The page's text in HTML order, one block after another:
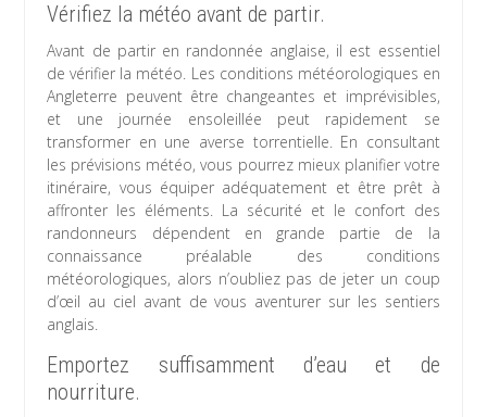
Vérifiez la météo avant de partir.
Avant de partir en randonnée anglaise, il est essentiel
de vérifier la météo. Les conditions météorologiques en
Angleterre peuvent être changeantes et imprévisibles,
et une journée ensoleillée peut rapidement se
transformer en une averse torrentielle. En consultant
les prévisions météo, vous pourrez mieux planifier votre
itinéraire, vous équiper adéquatement et être prêt à
affronter les éléments. La sécurité et le confort des
randonneurs dépendent en grande partie de la
connaissance préalable des conditions
météorologiques, alors n’oubliez pas de jeter un coup
d’œil au ciel avant de vous aventurer sur les sentiers
anglais.
Emportez suffisamment d’eau et de
nourriture.